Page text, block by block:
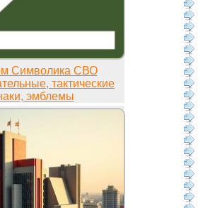
Символика СВО
тактические
эмблемы